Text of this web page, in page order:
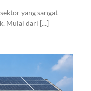
yang sangat
Mulai dari [...]